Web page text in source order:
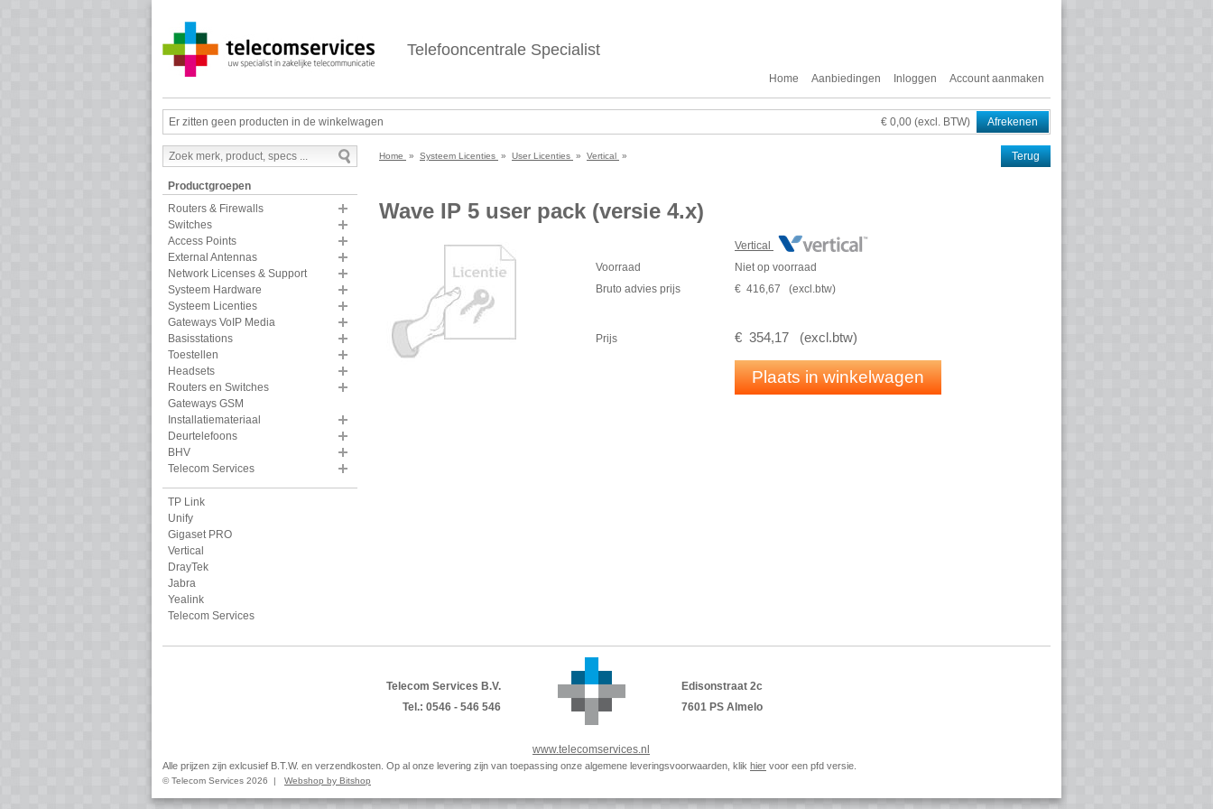
Telefooncentrale Specialist
Home Aanbiedingen Inloggen Account aanmaken
Er zitten geen producten in de winkelwagen € 0,00 (excl. BTW) Afrekenen
Productgroepen
Routers & Firewalls
Switches
Access Points
External Antennas
Network Licenses & Support
Systeem Hardware
Systeem Licenties
Gateways VoIP Media
Basisstations
Toestellen
Headsets
Routers en Switches
Gateways GSM
Installatiemateriaal
Deurtelefoons
BHV
Telecom Services
TP Link
Unify
Gigaset PRO
Vertical
DrayTek
Jabra
Yealink
Telecom Services
Home » Systeem Licenties » User Licenties » Vertical » Terug
Wave IP 5 user pack (versie 4.x)
Vertical
Voorraad
Niet op voorraad
Bruto advies prijs
€ 416,67 (excl.btw)
Prijs € 354,17 (excl.btw)
Plaats in winkelwagen
Telecom Services B.V.
Edisonstraat 2c
Tel.: 0546 - 546 546
7601 PS Almelo
www.telecomservices.nl
Alle prijzen zijn exlcusief B.T.W. en verzendkosten. Op al onze levering zijn van toepassing onze algemene leveringsvoorwaarden, klik hier voor een pfd versie.
© Telecom Services 2026 | Webshop by Bitshop